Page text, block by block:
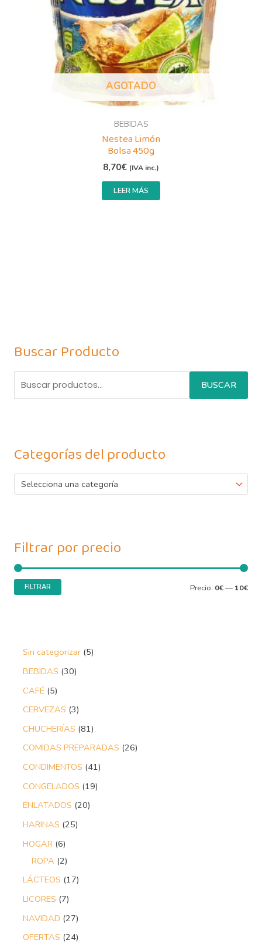
AGOTADO
BEBIDAS
Nestea Limón
Bolsa 450g
8,70€ (IVA inc.)
LEER MÁS
Buscar Producto
BUSCAR
Categorías del producto
Selecciona una categoría
Filtrar por precio
FILTRAR Precio: 0€— 10€
Sin categorizar 5
BEBIDAS 30
CAFÉ 5
CERVEZAS 3
CHUCHERÍAS 81
COMIDAS PREPARADAS 26
CONDIMENTOS 41
CONGELADOS 19
ENLATADOS 20
HARINAS 25
HOGAR 6
ROPA 2
LÁCTEOS 17
LICORES 7
NAVIDAD 27
OFERTAS 24